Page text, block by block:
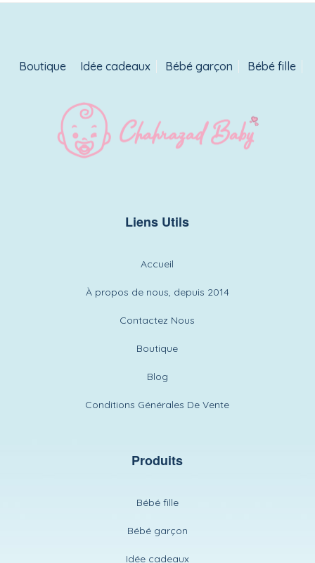
plusieurs
peuvent
être
la
page
Ajouter
liste
Bébé fille
Bébé garçon
Idée cadeaux
Boutique
Liens Utils
Accueil
À propos de nous, depuis 2014
Contactez Nous
Boutique
Blog
Conditions Générales De Vente
Produits
Bébé fille
Bébé garçon
Idée cadeaux